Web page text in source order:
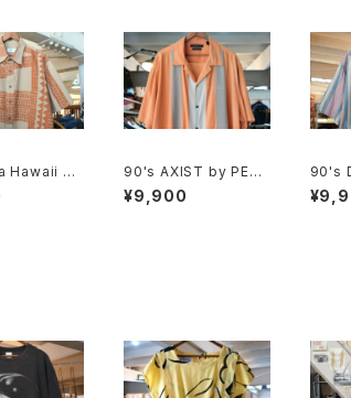
Hawaii ge
patter
90's AXIST by PERR
Y ELLIS panel-patte
rn washable-silk Sh
¥9,900
90's
evi's
nd